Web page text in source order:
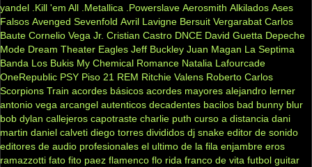
yandel .Kill 'em All .Metallica .Powerslave Aerosmith Alkilados Ases
Falsos Avenged Sevenfold Avril Lavigne Bersuit Vergarabat Carlos
Baute Cornelio Vega Jr. Cristian Castro DNCE David Guetta Depeche
Mode Dream Theater Eagles Jeff Buckley Juan Magan La Septima
Banda Los Bukis My Chemical Romance Natalia Lafourcade
OneRepublic PSY Piso 21 REM Ritchie Valens Roberto Carlos
Scorpions Train acordes básicos acordes mayores alejandro lerner
antonio vega arcangel autenticos decadentes bacilos bad bunny blur
bob dylan callejeros capotraste charlie puth curso a distancia dani
martin daniel calveti diego torres divididos dj snake editor de sonido
editores de audio profesionales el ultimo de la fila enjambre eros
ramazzotti fato fito paez flamenco flo rida franco de vita futbol guitar